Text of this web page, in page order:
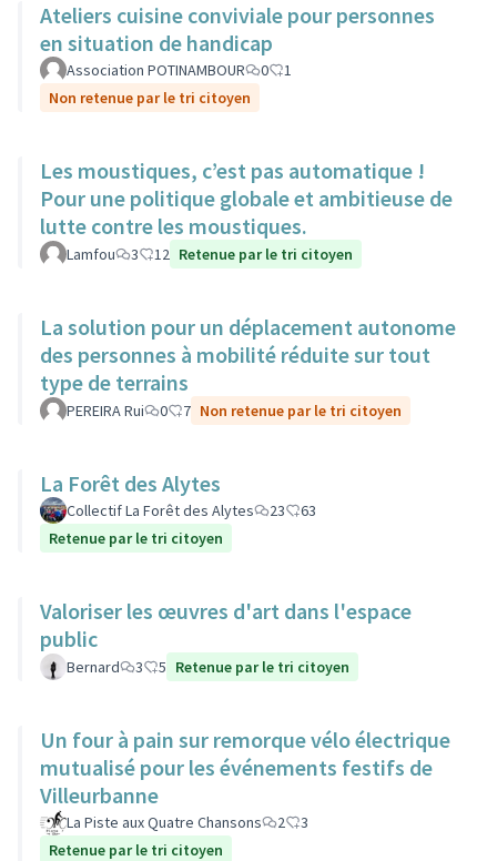
Ateliers cuisine conviviale pour personnes
en situation de handicap
Association POTINAMBOUR 0
1
Non retenue par le tri citoyen
Les moustiques, c’est pas automatique !
Pour une politique globale et ambitieuse de
lutte contre les moustiques.
Lamfou 3 12 Retenue par le tri citoyen
La solution pour un déplacement autonome
des personnes à mobilité réduite sur tout
type de terrains
PEREIRA Rui 0 7 Non retenue par le tri citoyen
La Forêt des Alytes
Collectif La Forêt des Alytes 23
63
Retenue par le tri citoyen
Valoriser les œuvres d'art dans l'espace
public
Bernard 3 5 Retenue par le tri citoyen
Un four à pain sur remorque vélo électrique
mutualisé pour les événements festifs de
Villeurbanne
La Piste aux Quatre Chansons 2
3
Retenue par le tri citoyen